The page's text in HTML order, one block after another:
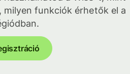
milyen funkciók érhetők el a